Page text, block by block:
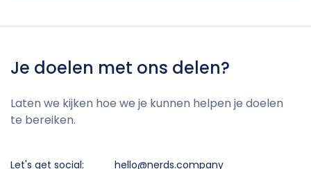
Je doelen met ons delen?
Laten we kijken hoe we je kunnen helpen je doelen
te bereiken.
Let's get social: hello@nerds.company